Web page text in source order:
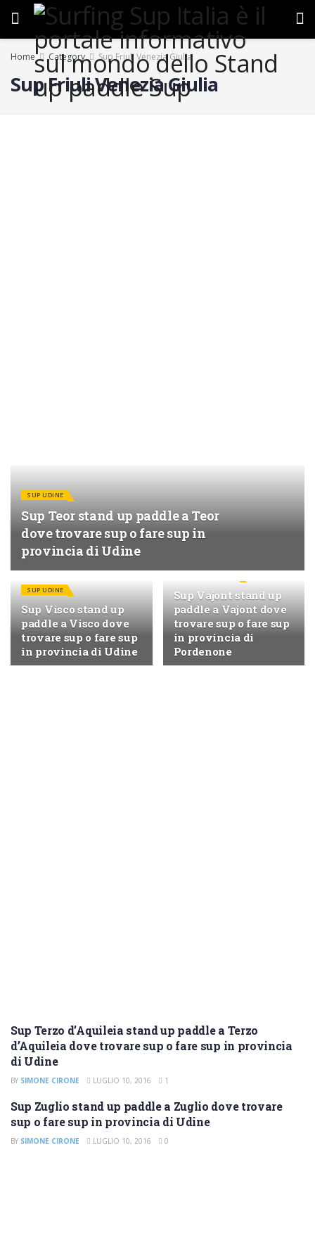
Home Category Sup Friuli Venezia Giulia
Sup Friuli Venezia Giulia
SUP UDINE
Sup Teor stand up paddle a Teor
dove trovare sup o fare sup in
provincia di Udine
SUP UDINE
Sup Visco stand up
paddle a Visco dove
trovare sup o fare sup
in provincia di Udine
Sup Vajont stand up
paddle a Vajont dove
trovare sup o fare sup
in provincia di
Pordenone
SUP UDINE
Sup Terzo d’Aquileia stand up paddle a Terzo
d’Aquileia dove trovare sup o fare sup in provincia
di Udine
BY SIMONE CIRONE LUGLIO 10, 2016 1
SUP UDINE
Sup Zuglio stand up paddle a Zuglio dove trovare
sup o fare sup in provincia di Udine
BY SIMONE CIRONE LUGLIO 10, 2016 0